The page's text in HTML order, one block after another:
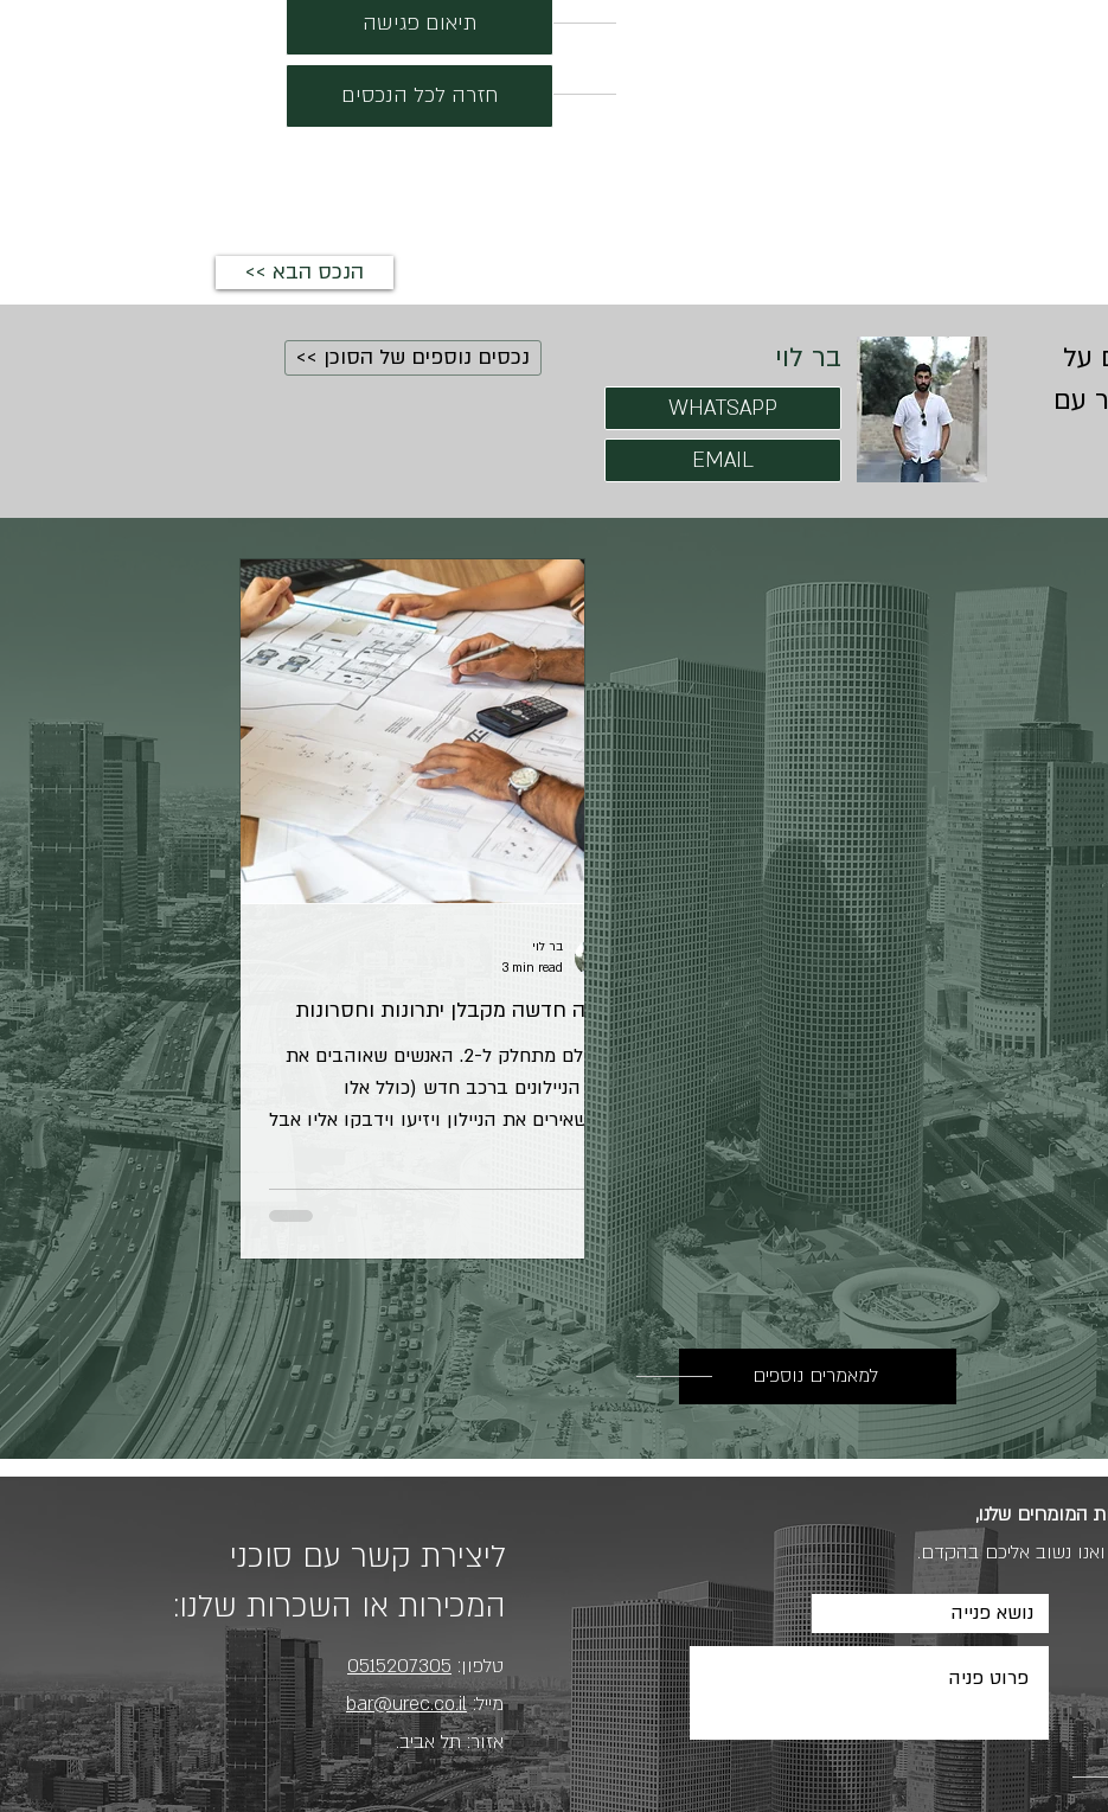
תיאום פגישה
חזרה לכל הנכסים
<< הנכס הבא
נכסים נוספים של הסוכן >> בר לוי
WHATSAPP
EMAIL
על
עם
דירה חדשה מקבלן יתרונות וחסרונות
העולם מתחלק ל-2. האנשים שאוהבים את
ריח הניילונים ברכב חדש (כולל אלו
המשאירים את הניילון ויזיעו וידבקו אליו אבל
ימותו לפני שיורידו את...
בר לוי
3 min read
למאמרים נוספים
ליצירת קשר עם סוכני
המכירות או השכרות שלנו:
טלפון: 0515207305
מייל:bar@urec.co.il
אזור: תל אביב.
המומחים שלנו,
נשוב אליכם בהקדם.